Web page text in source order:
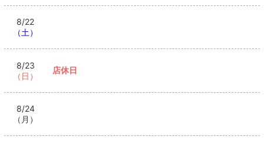
8/22
（土）
8/23
（日）
店休日
8/24
（月）